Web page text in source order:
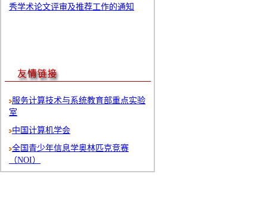
秀学术论文评审及推荐工作的通知
服务计算技术与系统教育部重点实验
室
中国计算机学会
全国青少年信息学奥林匹克竞赛
（NOI）